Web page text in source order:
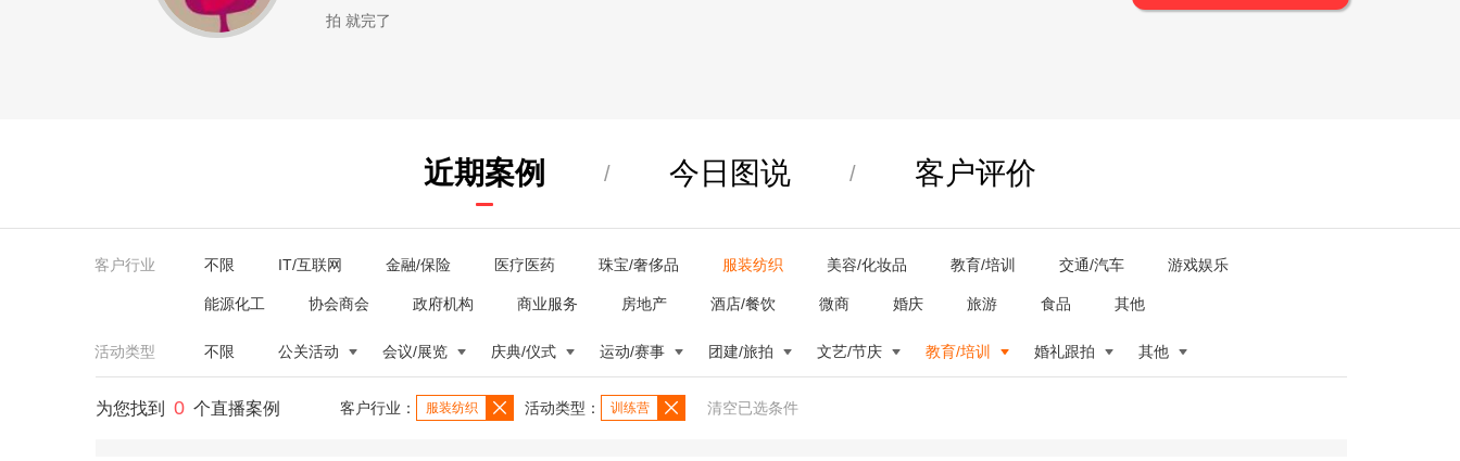
拍 就完了
近期案例 / 今日图说 / 客户评价
客户行业 不限 IT/互联网 金融/保险 医疗医药 珠宝/奢侈品 服装纺织 美容/化妆品 教育/培训 交通/汽车 游戏娱乐
能源化工 协会商会 政府机构 商业服务 房地产 酒店/餐饮 微商 婚庆 旅游 食品 其他
活动类型 不限 公关活动 会议/展览 庆典/仪式 运动/赛事 团建/旅拍 文艺/节庆 教育/培训 婚礼跟拍 其他
为您找到 0 个直播案例 客户行业： 服装纺织 活动类型： 训练营 清空已选条件